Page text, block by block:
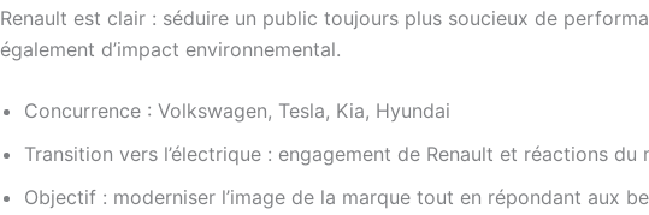
Renault est clair : séduire un public toujours plus soucieux de
également d’impact environnemental.
Concurrence : Volkswagen, Tesla, Kia, Hyundai
Transition vers l’électrique : engagement de Renault et réactions du
Objectif : moderniser l’image de la marque tout en répondant aux